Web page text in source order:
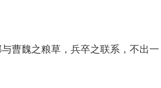
曹魏之粮草，兵卒之联系，不出一